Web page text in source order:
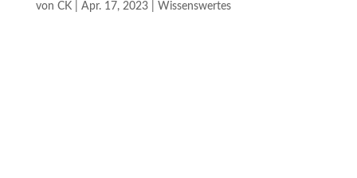
von CK| Apr. 17, 2023| Wissenswertes